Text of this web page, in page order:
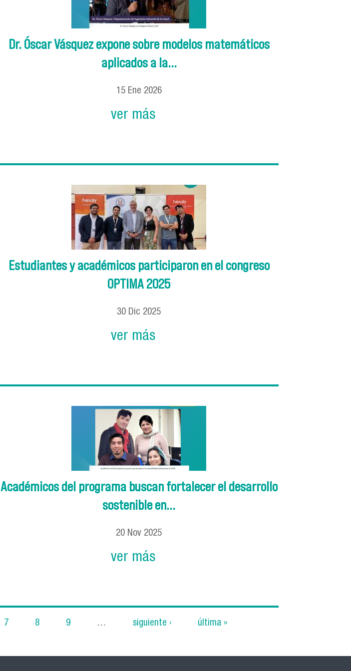
Dr. Óscar Vásquez expone sobre modelos matemáticos
aplicados a la...
15 Ene 2026
ver más
Estudiantes y académicos participaron en el congreso
OPTIMA 2025
30 Dic 2025
ver más
Académicos del programa buscan fortalecer el desarrollo
sostenible en...
20 Nov 2025
ver más
7 8 9 … siguiente › última »